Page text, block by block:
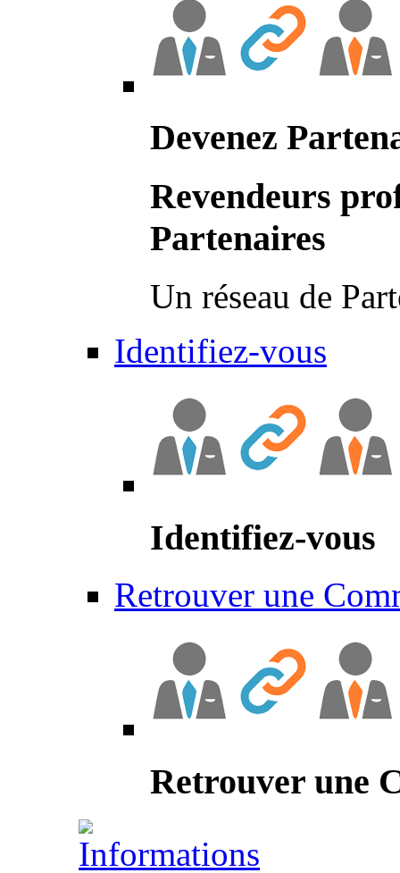
Devenez
Revendeurs
Partenaires
Un réseau de
Identifiez-vous
Identifiez-vous
Retrouver une
Retrouver une